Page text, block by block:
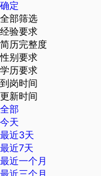
确定
全部筛选
经验要求
简历完整度
性别要求
学历要求
到岗时间
更新时间
全部
今天
最近3天
最近7天
最近一个月